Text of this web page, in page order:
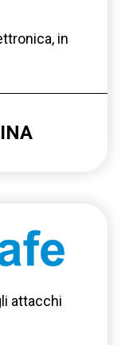
in
attacchi